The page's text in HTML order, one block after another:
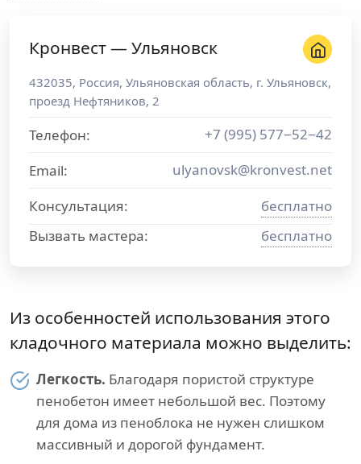
Кронвест — Ульяновск
432035, Россия, Ульяновская область, г. Ульяновск,
проезд Нефтяников, 2
Телефон:
+7 (995) 577−52−42
Email:
ulyanovsk@kronvest.net
Консультация:
бесплатно
Вызвать мастера:
бесплатно
Из особенностей использования этого
кладочного материала можно выделить:
Легкость. Благодаря пористой структуре
пенобетон имеет небольшой вес. Поэтому
для дома из пеноблока не нужен слишком
массивный и дорогой фундамент.